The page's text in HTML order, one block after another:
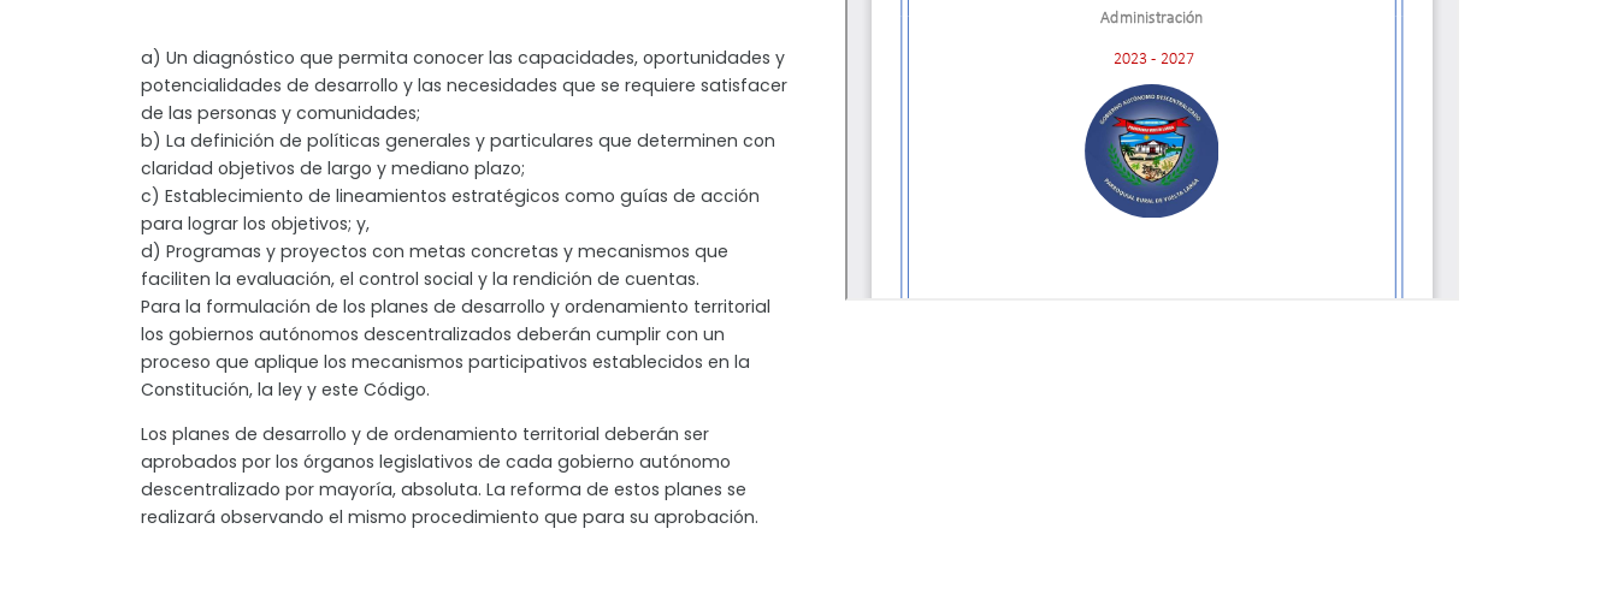
a) Un diagnóstico que permita conocer las capacidades, oportunidades y
potencialidades de desarrollo y las necesidades que se requiere satisfacer
de las personas y comunidades;
b) La definición de políticas generales y particulares que determinen con
claridad objetivos de largo y mediano plazo;
c) Establecimiento de lineamientos estratégicos como guías de acción
para lograr los objetivos; y,
d) Programas y proyectos con metas concretas y mecanismos que
faciliten la evaluación, el control social y la rendición de cuentas.
Para la formulación de los planes de desarrollo y ordenamiento territorial
los gobiernos autónomos descentralizados deberán cumplir con un
proceso que aplique los mecanismos participativos establecidos en la
Constitución, la ley y este Código.
Los planes de desarrollo y de ordenamiento territorial deberán ser
aprobados por los órganos legislativos de cada gobierno autónomo
descentralizado por mayoría, absoluta. La reforma de estos planes se
realizará observando el mismo procedimiento que para su aprobación.